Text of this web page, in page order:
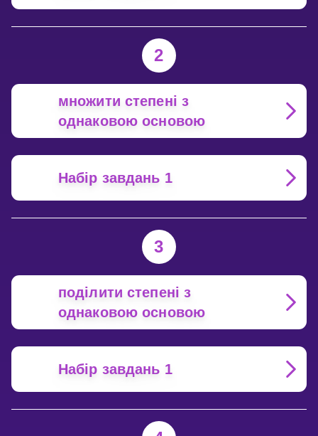
2
множити степені з
однаковою основою
Набір завдань 1
3
поділити степені з
однаковою основою
Набір завдань 1